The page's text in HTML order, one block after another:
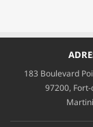
183 Boulevard
97200,